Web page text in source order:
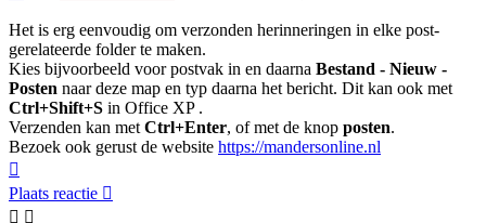
Het is erg eenvoudig om verzonden herinneringen in elke post-
gerelateerde folder te maken.
Kies bijvoorbeeld voor postvak in en daarna Bestand - Nieuw -
Posten naar deze map en typ daarna het bericht. Dit kan ook met
Ctrl+Shift+S in Office XP .
Verzenden kan met Ctrl+Enter, of met de knop posten.
Bezoek ook gerust de website https://mandersonline.nl
Plaats reactie